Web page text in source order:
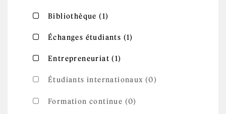
Apply Bibliothèque filter
Bibliothèque (1)
Apply Échanges étudiants filter
Échanges étudiants (1)
Apply Entrepreneuriat filter
Entrepreneuriat (1)
Étudiants internationaux (0)
Formation continue (0)